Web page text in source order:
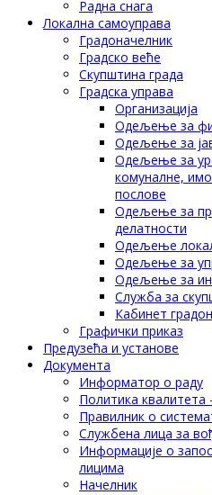
Радна снага
Локална самоуправа
Градоначелник
Градско веће
Скупштина града
Градска управа
Организација
Одељење за
Одељење за
Одељење за
комуналне,
послове
Одељење за
делатности
Одељење
Одељење за
Одељење за
Служба за
Кабинет
Графички приказ
Предузећа и установе
Документа
Информатор о раду
Политика
Правилник о
Службена лица за
Информације о
лицима
Начелник